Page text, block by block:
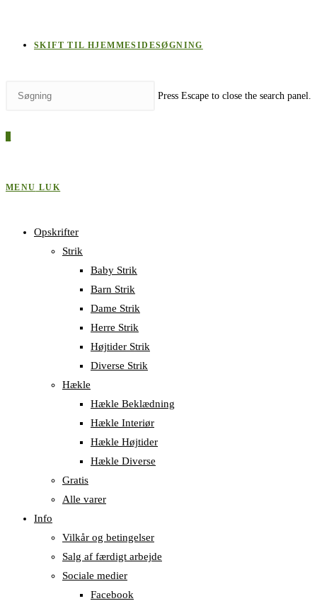
SKIFT TIL HJEMMESIDESØGNING
Press Escape to close the search panel.
MENU LUK
Opskrifter
Strik
Baby Strik
Barn Strik
Dame Strik
Herre Strik
Højtider Strik
Diverse Strik
Hækle
Hækle Beklædning
Hækle Interiør
Hækle Højtider
Hækle Diverse
Gratis
Alle varer
Info
Vilkår og betingelser
Salg af færdigt arbejde
Sociale medier
Facebook